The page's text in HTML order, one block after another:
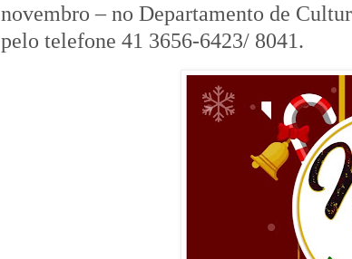
novembro – no Departamento de
pelo telefone 41 3656-6423/ 8041.